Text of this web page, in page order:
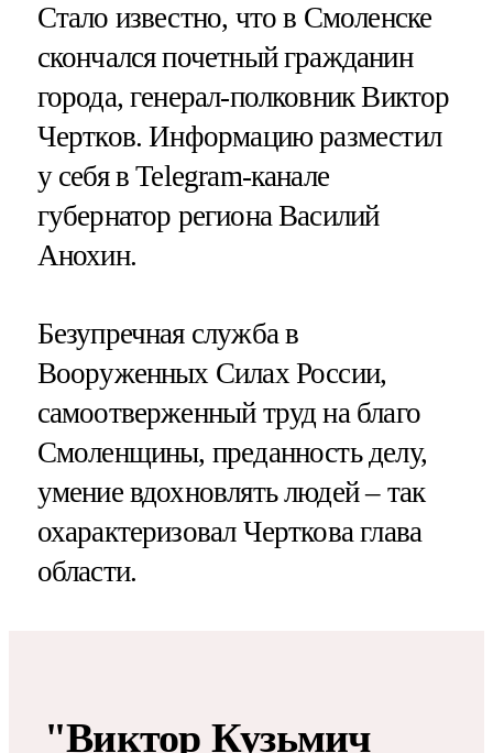
Стало известно, что в Смоленске
скончался почетный гражданин
города, генерал-полковник Виктор
Чертков. Информацию разместил
у себя в Telegram-канале
губернатор региона Василий
Анохин.
Безупречная служба в
Вооруженных Силах России,
самоотверженный труд на благо
Смоленщины, преданность делу,
умение вдохновлять людей – так
охарактеризовал Черткова глава
области.
"Виктор Кузьмич